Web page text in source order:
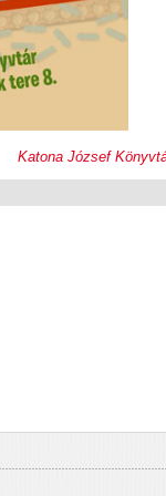
Katona József